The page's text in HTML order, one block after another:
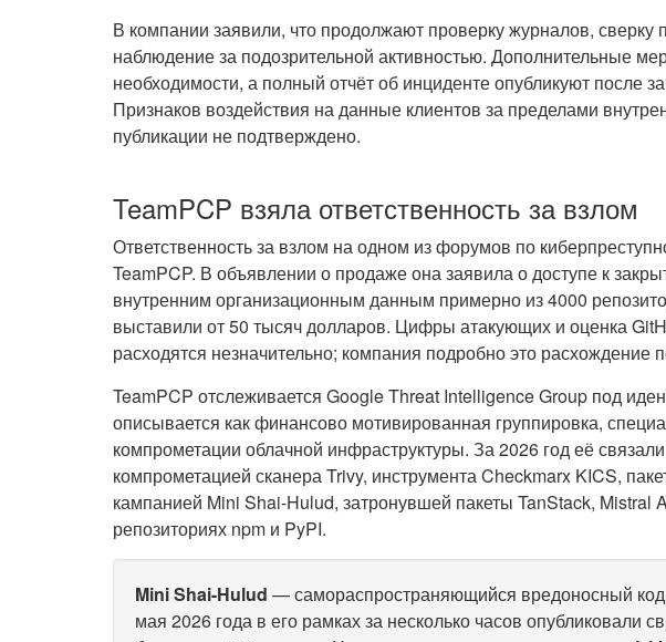
В компании заявили, что продолжают проверку журналов, сверку
наблюдение за подозрительной активностью. Дополнительные
необходимости, а полный отчёт об инциденте опубликуют после
Признаков воздействия на данные клиентов за пределами
публикации не подтверждено.
TeamPCP взяла ответственность за взлом
Ответственность за взлом на одном из форумов по
TeamPCP. В объявлении о продаже она заявила о доступе к
внутренним организационным данным примерно из 4000
выставили от 50 тысяч долларов. Цифры атакующих и оценка
расходятся незначительно; компания подробно это расхождение
TeamPCP отслеживается Google Threat Intelligence Group под
описывается как финансово мотивированная группировка,
компрометации облачной инфраструктуры. За 2026 год её
компрометацией сканера Trivy, инструмента Checkmarx KICS,
кампанией Mini Shai-Hulud, затронувшей пакеты TanStack, Mistral
репозиториях npm и PyPI.
Mini Shai-Hulud — самораспространяющийся вредоносный
мая 2026 года в его рамках за несколько часов опубликовали